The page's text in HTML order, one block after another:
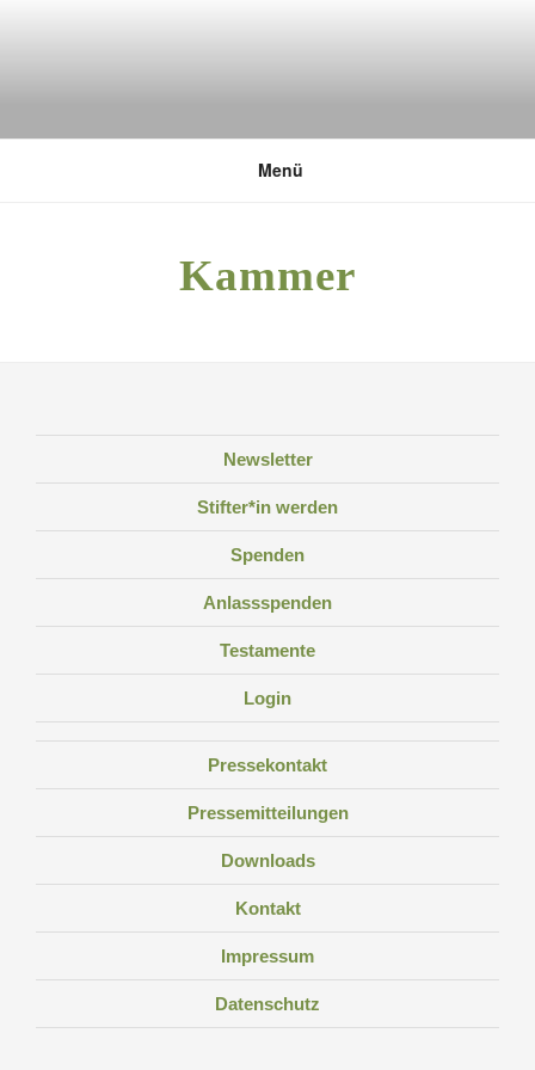
DEUTSCHE UMWELTSTIFTUNG
Menü
Kammer
Newsletter
Stifter*in werden
Spenden
Anlassspenden
Testamente
Login
Pressekontakt
Pressemitteilungen
Downloads
Kontakt
Impressum
Datenschutz